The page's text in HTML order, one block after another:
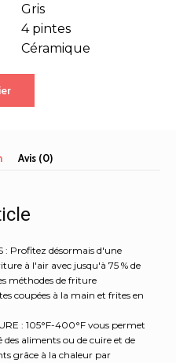
Gris
4 pintes
Céramique
Avis (0)
: Profitez désormais d'une
à l'air avec jusqu'à 75 % de
méthodes de friture
coupées à la main et frites en
: 105°F-400°F vous permet
aliments ou de cuire et de
grâce à la chaleur par